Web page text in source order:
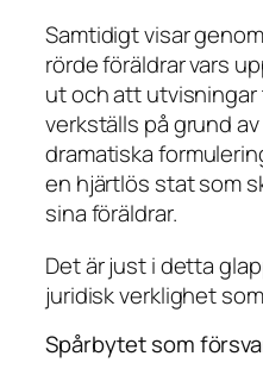
Samtidigt visar
rörde föräldrar vars
ut och att utvisningar
verkställs på grund
dramatiska
en hjärtlös stat som
sina föräldrar.
Det är just i detta
juridisk verklighet
Spårbytet som